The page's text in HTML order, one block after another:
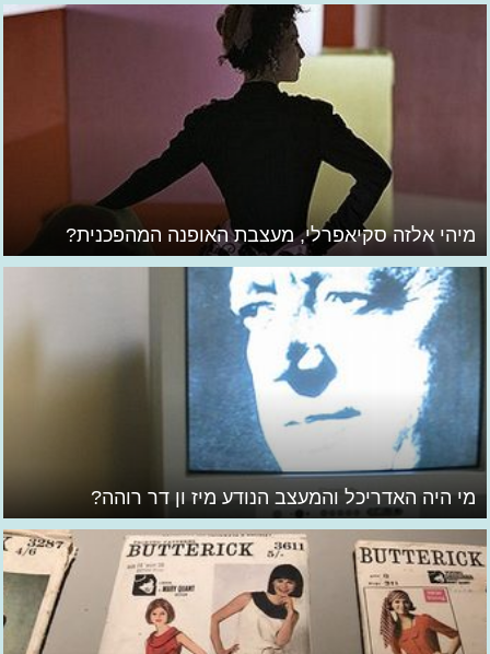
מיהי אלזה סקיאפרלי, מעצבת האופנה המהפכנית?
מי היה האדריכל והמעצב הנודע מיז ון דר רוהה?